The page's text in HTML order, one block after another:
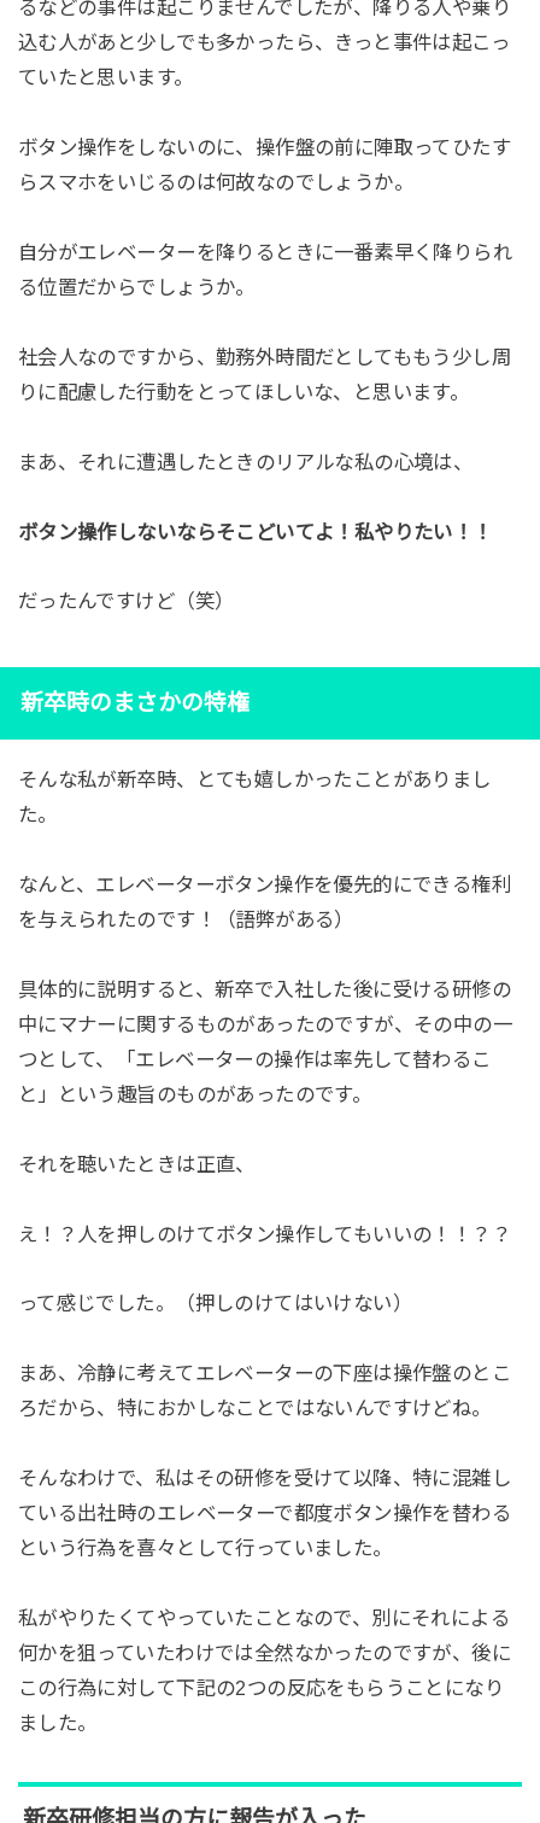
るなどの事件は起こりませんでしたが、降りる人や乗り
込む人があと少しでも多かったら、きっと事件は起こっ
ていたと思います。
ボタン操作をしないのに、操作盤の前に陣取ってひたす
らスマホをいじるのは何故なのでしょうか。
自分がエレベーターを降りるときに一番素早く降りられ
る位置だからでしょうか。
社会人なのですから、勤務外時間だとしてももう少し周
りに配慮した行動をとってほしいな、と思います。
まあ、それに遭遇したときのリアルな私の心境は、
ボタン操作しないならそこどいてよ！私やりたい！！
だったんですけど（笑）
新卒時のまさかの特権
そんな私が新卒時、とても嬉しかったことがありまし
た。
なんと、エレベーターボタン操作を優先的にできる権利
を与えられたのです！（語弊がある）
具体的に説明すると、新卒で入社した後に受ける研修の
中にマナーに関するものがあったのですが、その中の一
つとして、「エレベーターの操作は率先して替わるこ
と」という趣旨のものがあったのです。
それを聴いたときは正直、
え！？人を押しのけてボタン操作してもいいの！！？？
って感じでした。（押しのけてはいけない）
まあ、冷静に考えてエレベーターの下座は操作盤のとこ
ろだから、特におかしなことではないんですけどね。
そんなわけで、私はその研修を受けて以降、特に混雑し
ている出社時のエレベーターで都度ボタン操作を替わる
という行為を喜々として行っていました。
私がやりたくてやっていたことなので、別にそれによる
何かを狙っていたわけでは全然なかったのですが、後に
この行為に対して下記の2つの反応をもらうことになり
ました。